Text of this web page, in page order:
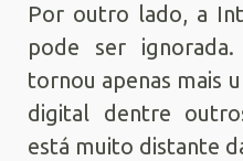
Por outro lado, a
pode ser
tornou apenas mais
digital dentre
está muito distante